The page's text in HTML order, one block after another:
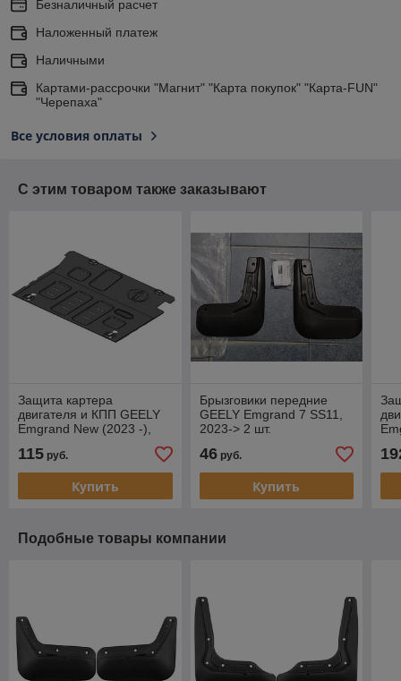
Безналичный расчет
Наложенный платеж
Наличными
Картами-рассрочки "Магнит" "Карта покупок" "Карта-FUN"
"Черепаха"
Все условия оплаты
С этим товаром также заказывают
Защита картера
двигателя и КПП GEELY
Emgrand New (2023 -),
115 руб.
Купить
Брызговики передние
GEELY Emgrand 7 SS11,
2023-> 2 шт.
46руб.
Купить
Подобные товары компании